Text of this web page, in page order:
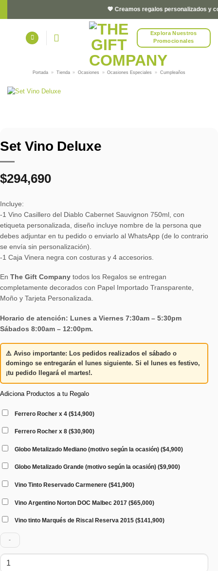
💖 Creamos regalos personalizados y
Explora Nuestros
Promocionales
Portada » Tienda » Ocasiones » Ocasiones Especiales » Cumpleaños
Set Vino Deluxe
$294,690
Incluye:
-1 Vino Casillero del Diablo Cabernet Sauvignon 750ml, con
etiqueta personalizada, diseño incluye nombre de la persona que
debes adjuntar en tu pedido o enviarlo al WhatsApp (de lo contrario
se envía sin personalización).
-1 Caja Vinera negra con costuras y 4 accesorios.
En The Gift Company todos los Regalos se entregan
completamente decorados con Papel Importado Transparente,
Moño y Tarjeta Personalizada.
Horario de atención: Lunes a Viernes 7:30am – 5:30pm
Sábados 8:00am – 12:00pm.
⚠️ Aviso importante: Los pedidos realizados el sábado o
domingo se entregarán el lunes siguiente. Si el lunes es festivo,
¡tu pedido llegará el martes!.
Adiciona Productos a tu Regalo
Ferrero Rocher x 4 ($14,900)
Ferrero Rocher x 8 ($30,900)
Globo Metalizado Mediano (motivo según la ocasión) ($4,900)
Globo Metalizado Grande (motivo según la ocasión) ($9,900)
Vino Tinto Reservado Carmenere ($41,900)
Vino Argentino Norton DOC Malbec 2017 ($65,000)
Vino tinto Marqués de Riscal Reserva 2015 ($141,900)
Set
Vino